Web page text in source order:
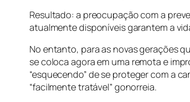
Resultado: a preocupação com a
atualmente disponíveis garantem a
No entanto, para as novas gerações
se coloca agora em uma remota e
“esquecendo” de se proteger com a
“facilmente tratável” gonorreia.